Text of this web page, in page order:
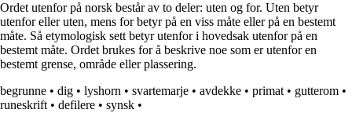
Ordet utenfor på norsk består av to deler: uten og for. Uten betyr
utenfor eller uten, mens for betyr på en viss måte eller på en bestemt
måte. Så etymologisk sett betyr utenfor i hovedsak utenfor på en
bestemt måte. Ordet brukes for å beskrive noe som er utenfor en
bestemt grense, område eller plassering.
begrunne • dig • lyshorn • svartemarje • avdekke • primat • gutterom •
runeskrift • defilere • synsk •